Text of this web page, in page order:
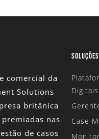
comercial da
Solutions
britânica
nas
de casos
Digitais
Case